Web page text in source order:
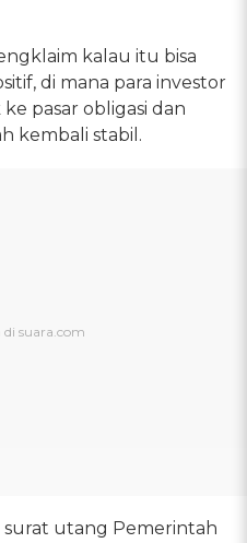
kalau itu bisa
di mana para investor
pasar obligasi dan
kembali stabil.
surat utang Pemerintah